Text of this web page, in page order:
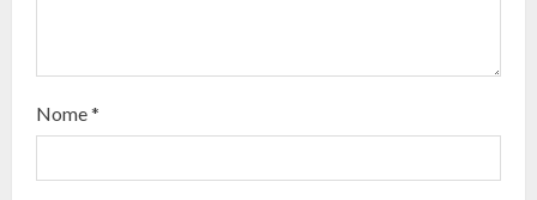
a
d
Nome*